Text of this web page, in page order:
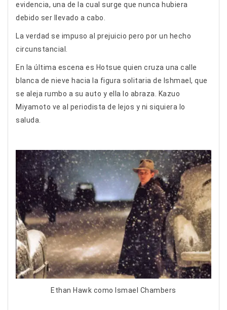
evidencia, una de la cual surge que nunca hubiera
debido ser llevado a cabo.
La verdad se impuso al prejuicio pero por un hecho
circunstancial.
En la última escena es Hotsue quien cruza una calle
blanca de nieve hacia la figura solitaria de Ishmael, que
se aleja rumbo a su auto y ella lo abraza. Kazuo
Miyamoto ve al periodista de lejos y ni siquiera lo
saluda.
Ethan Hawk como Ismael Chambers